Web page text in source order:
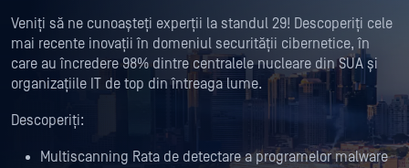
Veniți să ne cunoașteți experții la standul 29! Descoperiți cele
mai recente inovații în domeniul securității cibernetice, în
care au încredere 98% dintre centralele nucleare din SUA și
organizațiile IT de top din întreaga lume.
Descoperiți:
Multiscanning Rata de detectare a programelor malware